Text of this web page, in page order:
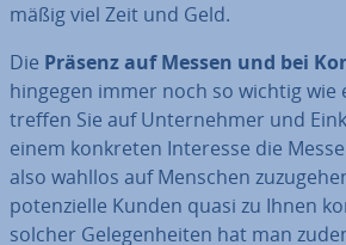
mä­ßig viel Zeit und Geld.
Die Präsenz auf Messen und bei
hingegen immer noch so wichtig wie
treffen Sie auf Un­ter­neh­mer und
einem konkreten Interesse die
also wahllos auf Menschen
po­ten­zi­el­le Kunden quasi zu Ihnen
solcher Ge­le­gen­hei­ten hat man